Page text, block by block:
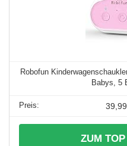
Robofun
Babys, 5
ZUM